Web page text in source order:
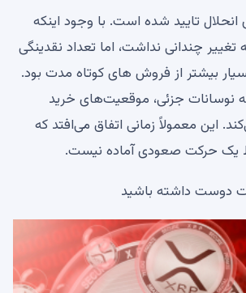
تایید شده است. با وجود اینکه
چندانی نداشت، اما تعداد نقدینگی
بیشتر از فروش های کوتاه مدت بود.
نوسانات جزئی، موقعیت‌های خرید
این معمولاً زمانی اتفاق می‌افتد که
یک حرکت صعودی آماده نیست.
دوست داشته باشید